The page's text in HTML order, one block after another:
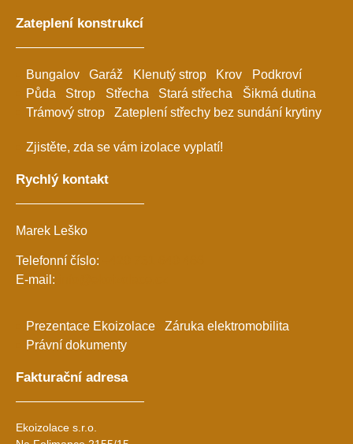
Zateplení konstrukcí
Bungalov Garáž Klenutý strop Krov
Podkroví
Půda
Strop Střecha Stará střecha
Šikmá dutina
Trámový strop
Zateplení střechy bez sundání krytiny
Zjistěte, zda se vám izolace vyplatí!
Rychlý kontakt
Marek Leško
Telefonní číslo:
E-mail:
Prezentace Ekoizolace
Záruka elektromobilita
Právní dokumenty
Fakturační adresa
Ekoizolace s.r.o.